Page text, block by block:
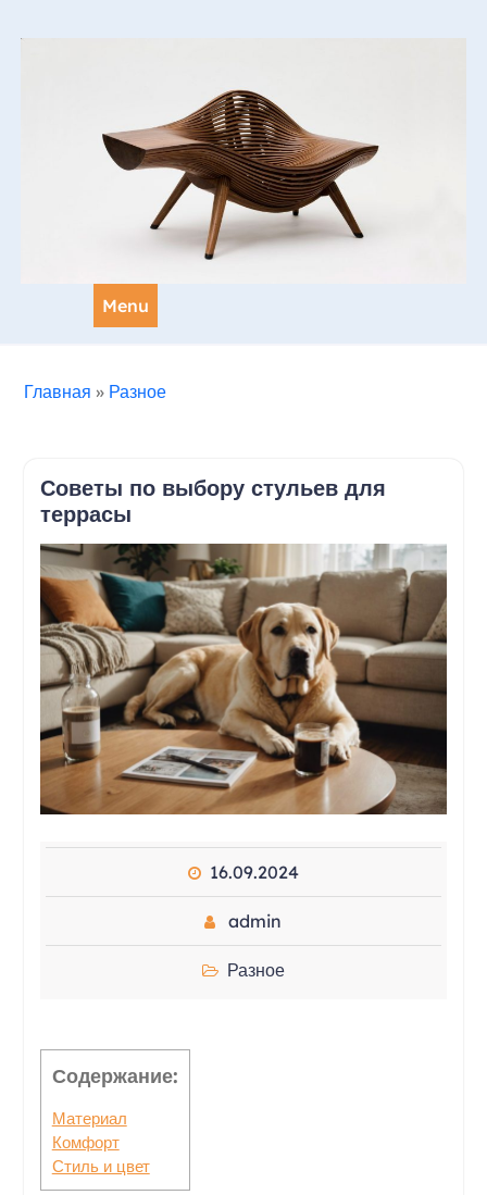
Menu
Главная » Разное
Советы по выбору стульев для
террасы
16.09.2024
admin
Разное
Содержание:
Материал
Комфорт
Стиль и цвет